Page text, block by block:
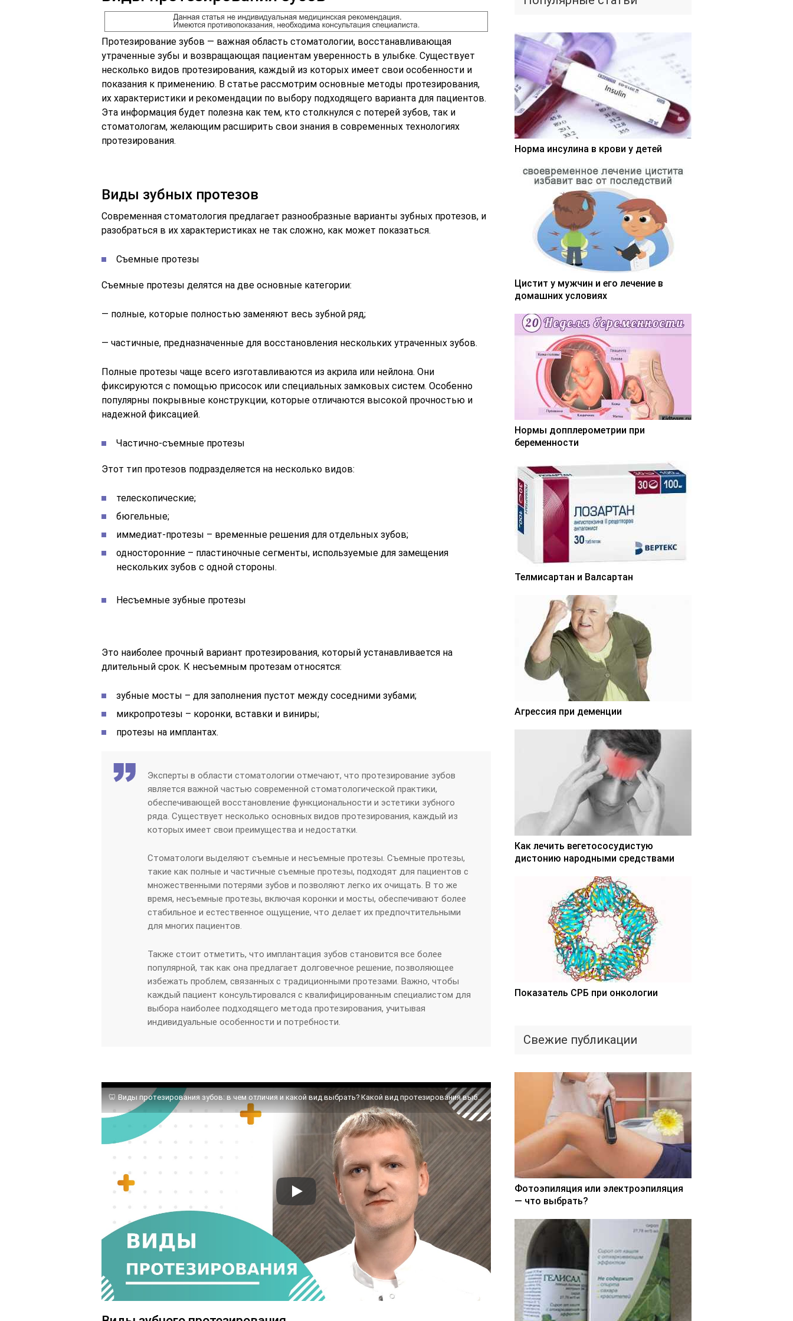
Протезирование зубов — важная область стоматологии, восстанавливающая
утраченные зубы и возвращающая пациентам уверенность в улыбке. Существует
несколько видов протезирования, каждый из которых имеет свои особенности и
показания к применению. В статье рассмотрим основные методы протезирования,
их характеристики и рекомендации по выбору подходящего варианта для пациентов.
Эта информация будет полезна как тем, кто столкнулся с потерей зубов, так и
стоматологам, желающим расширить свои знания в современных технологиях
протезирования.
Виды зубных протезов
Современная стоматология предлагает разнообразные варианты зубных протезов, и
разобраться в их характеристиках не так сложно, как может показаться.
Съемные протезы
Съемные протезы делятся на две основные категории:
— полные, которые полностью заменяют весь зубной ряд;
— частичные, предназначенные для восстановления нескольких утраченных зубов.
Полные протезы чаще всего изготавливаются из акрила или нейлона. Они
фиксируются с помощью присосок или специальных замковых систем. Особенно
популярны покрывные конструкции, которые отличаются высокой прочностью и
надежной фиксацией.
Частично-съемные протезы
Этот тип протезов подразделяется на несколько видов:
телескопические;
бюгельные;
иммедиат-протезы – временные решения для отдельных зубов;
односторонние – пластиночные сегменты, используемые для замещения
нескольких зубов с одной стороны.
Несъемные зубные протезы
Это наиболее прочный вариант протезирования, который устанавливается на
длительный срок. К несъемным протезам относятся:
зубные мосты – для заполнения пустот между соседними зубами;
микропротезы – коронки, вставки и виниры;
протезы на имплантах.
Эксперты в области стоматологии отмечают, что протезирование зубов
является важной частью современной стоматологической практики,
обеспечивающей восстановление функциональности и эстетики зубного
ряда. Существует несколько основных видов протезирования, каждый из
которых имеет свои преимущества и недостатки.
Стоматологи выделяют съемные и несъемные протезы. Съемные протезы,
такие как полные и частичные съемные протезы, подходят для пациентов с
множественными потерями зубов и позволяют легко их очищать. В то же
время, несъемные протезы, включая коронки и мосты, обеспечивают более
стабильное и естественное ощущение, что делает их предпочтительными
для многих пациентов.
Также стоит отметить, что имплантация зубов становится все более
популярной, так как она предлагает долговечное решение, позволяющее
избежать проблем, связанных с традиционными протезами. Важно, чтобы
каждый пациент консультировался с квалифицированным специалистом для
выбора наиболее подходящего метода протезирования, учитывая
индивидуальные особенности и потребности.
🦷 Виды протезирования зубов: в чем отличия и какой вид выбрать? Какой вид протезирования выбрать.
Норма инсулина в крови у детей
Цистит у мужчин и его лечение в
домашних условиях
Нормы допплерометрии при
беременности
Телмисартан и Валсартан
Агрессия при деменции
Как лечить вегетососудистую
дистонию народными средствами
Показатель СРБ при онкологии
Свежие публикации
Фотоэпиляция или электроэпиляция
— что выбрать?